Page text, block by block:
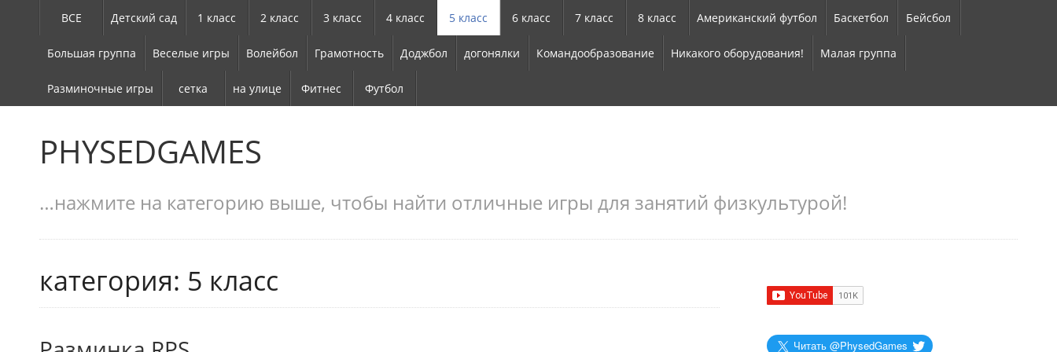
ВСЕ Детский сад 1 класс 2 класс 3 класс 4 класс 5 класс 6 класс 7 класс 8 класс Американский футбол Баскетбол Бейсбол
Большая группа Веселые игры Волейбол Грамотность Доджбол догонялки Командообразование Никакого оборудования! Малая группа
Разминочные игры сетка на улице Фитнес Футбол
PHYSEDGAMES
…нажмите на категорию выше, чтобы найти отличные игры для занятий физкультурой!
категория: 5 класс
Читать @PhysedGames